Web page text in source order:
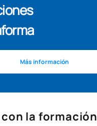
Más información
la formación